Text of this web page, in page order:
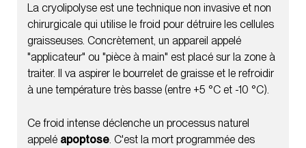
La cryolipolyse est une technique non invasive et non
chirurgicale qui utilise le froid pour détruire les cellules
graisseuses. Concrètement, un appareil appelé
"applicateur" ou "pièce à main" est placé sur la zone à
traiter. Il va aspirer le bourrelet de graisse et le refroidir
à une température très basse (entre +5 °C et -10 °C).
Ce froid intense déclenche un processus naturel
appelé apoptose . C'est la mort programmée des